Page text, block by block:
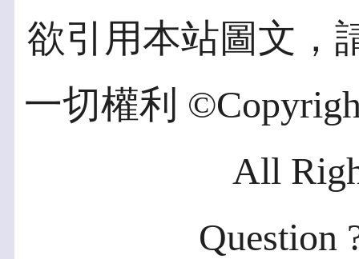
欲引用本站圖文，
一切權利
All
Question